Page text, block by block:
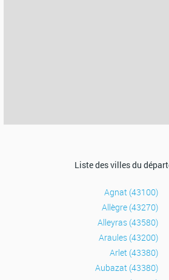
Liste des villes du
Agnat (43100)
Allègre (43270)
Alleyras (43580)
Araules (43200)
Arlet (43380)
Aubazat (43380)